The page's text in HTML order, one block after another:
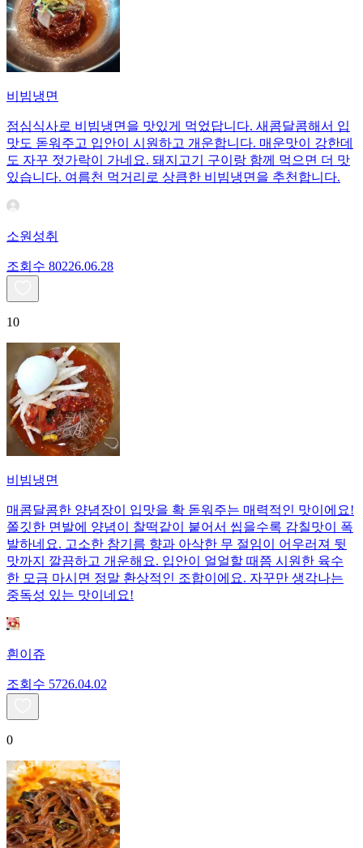
비빔냉면
점심식사로 비빔냉면을 맛있게 먹었답니다. 새콤달콤해서 입
맛도 돋워주고 입안이 시원하고 개운합니다. 매운맛이 강한데
도 자꾸 젓가락이 가네요. 돼지고기 구이랑 함께 먹으면 더 맛
있습니다. 여름천 먹거리로 상큼한 비빔냉면을 추천합니다.
소원성취
조회수 80226.06.28
10
비빔냉면
매콤달콤한 양념장이 입맛을 확 돋워주는 매력적인 맛이에요!
쫄깃한 면발에 양념이 찰떡같이 붙어서 씹을수록 감칠맛이 폭
발하네요. 고소한 참기름 향과 아삭한 무 절임이 어우러져 뒷
맛까지 깔끔하고 개운해요. 입안이 얼얼할 때쯤 시원한 육수
한 모금 마시면 정말 환상적인 조합이에요. 자꾸만 생각나는
중독성 있는 맛이네요!
흰이쥬
조회수 5726.04.02
0